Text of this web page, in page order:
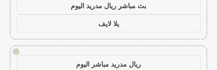
بث مباشر ريال مدريد اليوم
يلا لايف
!
ريال مدريد مباشر اليوم